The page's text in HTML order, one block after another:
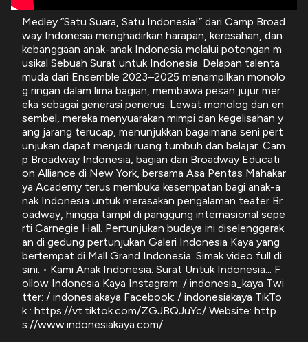
Medley “Satu Suara, Satu Indonesia!” dari Camp Broad
way Indonesia menghadirkan harapan, keresahan, dan
kebanggaan anak-anak Indonesia melalui potongan m
usikal Sebuah Surat untuk Indonesia. Delapan talenta
muda dari Ensemble 2023–2025 menampilkan monolo
g ringan dalam lima bagian, membawa pesan jujur mer
eka sebagai generasi penerus. Lewat monolog dan en
sembel, mereka menyuarakan mimpi dan kegelisahan y
ang jarang terucap, menunjukkan bagaimana seni pert
unjukan dapat menjadi ruang tumbuh dan belajar. Cam
p Broadway Indonesia, bagian dari Broadway Educati
on Alliance di New York, bersama Asa Pentas Mahakar
ya Academy terus membuka kesempatan bagi anak-a
nak Indonesia untuk merasakan pengalaman teater Br
oadway, hingga tampil di panggung internasional sepe
rti Carnegie Hall. Pertunjukan budaya ini diselenggarak
an di gedung pertunjukan Galeri Indonesia Kaya yang
bertempat di Mall Grand Indonesia. Simak video full di
sini: • Kami Anak Indonesia: Surat Untuk Indonesia... F
ollow Indonesia Kaya Instagram: / indonesia_kaya Twi
tter: / indonesiakaya Facebook: / indonesiakaya TikTo
k : https://vt.tiktok.com/ZGJBQJuYc/ Website: http
s://www.indonesiakaya.com/